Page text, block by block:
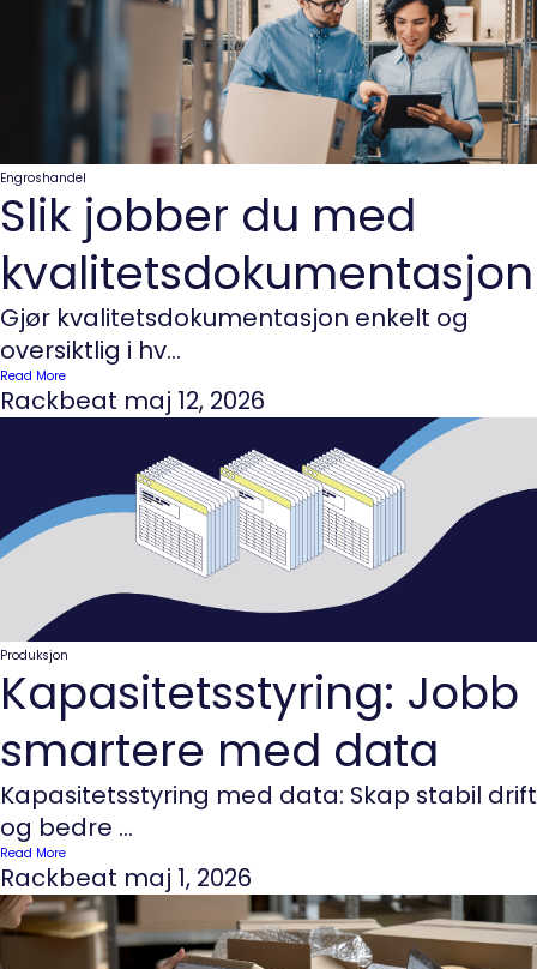
Engroshandel
Slik jobber du med
kvalitetsdokumentasjon
Gjør kvalitetsdokumentasjon enkelt og
oversiktlig i hv...
Read More
Rackbeat maj 12, 2026
Produksjon
Kapasitetsstyring: Jobb
smartere med data
Kapasitetsstyring med data: Skap stabil drift
og bedre ...
Read More
Rackbeat maj 1, 2026